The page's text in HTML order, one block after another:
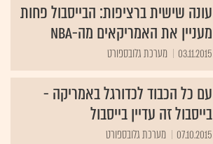
עונה שישית ברציפות: הבייסבול פחות
מעניין את האמריקאים מה-NBA
03.11.2015 מערכת גלובספורט
עם כל הכבוד לכדורגל באמריקה -
בייסבול זה עדיין בייסבול
07.10.2015 מערכת גלובספורט